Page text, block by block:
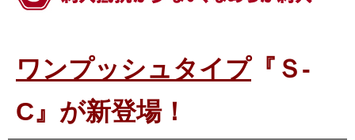
ワンプッシュタイプ『Ｓ-
C』が新登場！